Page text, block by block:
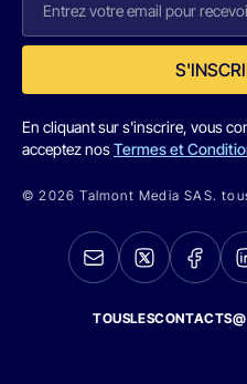
En cliquant sur s'inscrire, vous
acceptez nosTermes et
© 2026 Talmont Media SAS.